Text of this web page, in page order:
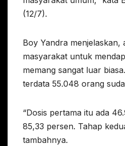
(12/7).
Boy Yandra menjelaskan,
masyarakat untuk
memang sangat luar
terdata 55.048 orang
“Dosis pertama itu ada
85,33 persen. Tahap
tambahnya.